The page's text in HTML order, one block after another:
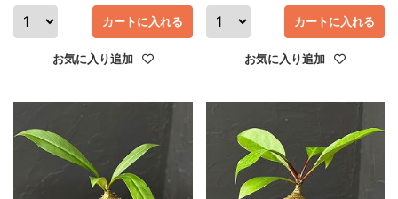
カートに入れる
お気に入り追加
カートに入れる
お気に入り追加